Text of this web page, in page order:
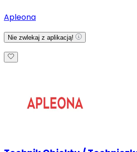
Apleona
Nie zwlekaj z aplikacją!